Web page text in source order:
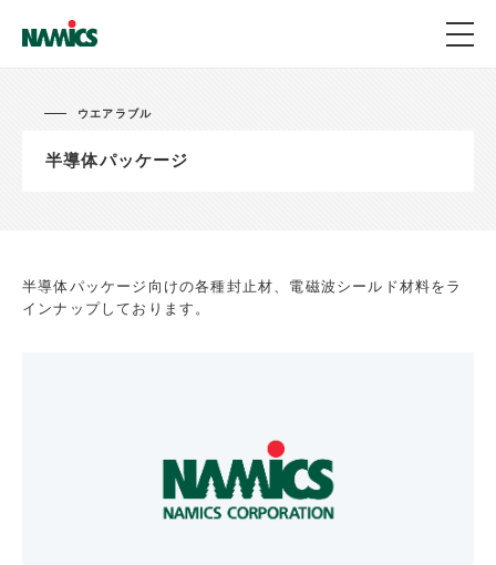
ウエアラブル
半導体パッケージ
半導体パッケージ向けの各種封止材、電磁波シールド材料をラ
インナップしております。